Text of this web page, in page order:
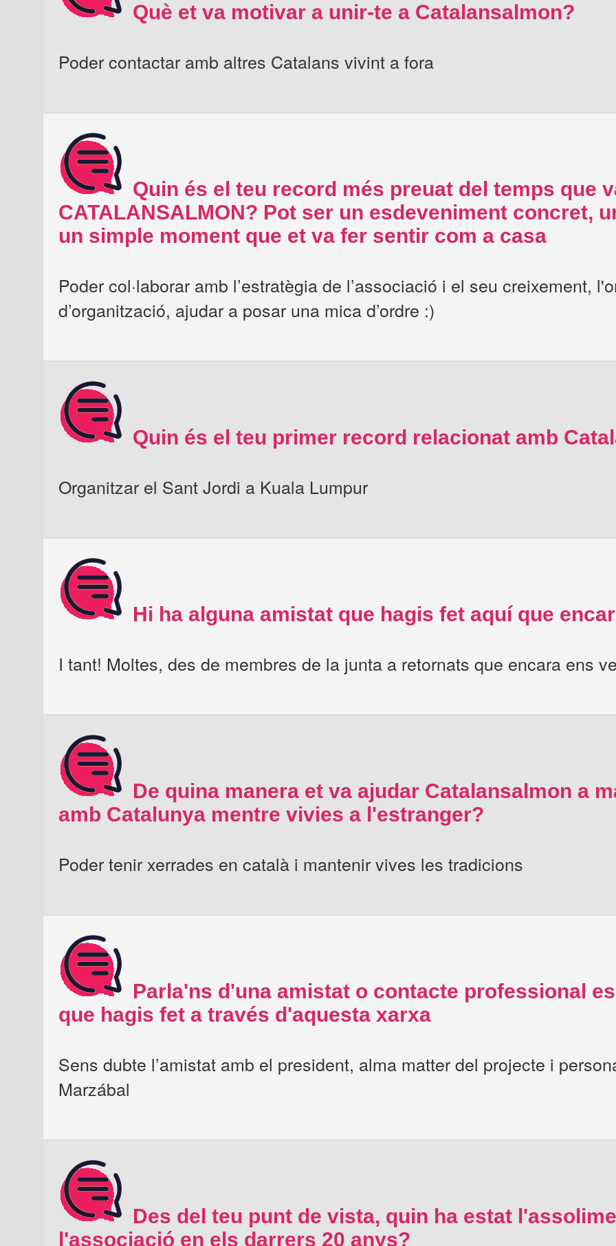
Què et va motivar a unir-te a Catalansalmon?
Poder contactar amb altres Catalans vivint a fora
Quin és el teu record més preuat del temps que
CATALANSALMON? Pot ser un esdeveniment concret,
un simple moment que et va fer sentir com a casa
Poder col·laborar amb l’estratègia de l’associació i el seu creixement,
d’organització, ajudar a posar una mica d’ordre :)
Quin és el teu primer record relacionat amb
Organitzar el Sant Jordi a Kuala Lumpur
Hi ha alguna amistat que hagis fet aquí que
I tant! Moltes, des de membres de la junta a retornats que encara ens
De quina manera et va ajudar Catalansalmon a
amb Catalunya mentre vivies a l'estranger?
Poder tenir xerrades en català i mantenir vives les tradicions
Parla'ns d'una amistat o contacte professional
que hagis fet a través d'aquesta xarxa
Sens dubte l’amistat amb el president, alma matter del projecte i
Marzábal
Des del teu punt de vista, quin ha estat
l'associació en els darrers 20 anys?